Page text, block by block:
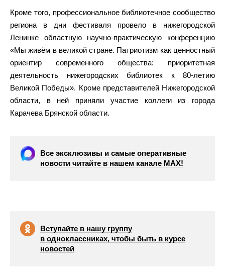
Кроме того, профессиональное библиотечное сообщество
региона в дни фестиваля провело в нижегородской
Ленинке областную научно-практическую конференцию
«Мы живём в великой стране. Патриотизм как ценностный
ориентир современного общества: приоритетная
деятельность нижегородских библиотек к 80-летию
Великой Победы». Кроме представителей Нижегородской
области, в ней приняли участие коллеги из города
Карачева Брянской области.
Все эксклюзивы и самые оперативные
новости читайте в нашем канале МАХ!
Вступайте в нашу группу
в одноклассниках, чтобы быть в курсе
новостей